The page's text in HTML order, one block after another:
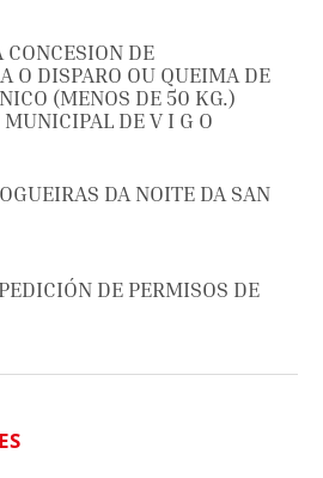
CONCESION DE
O DISPARO OU QUEIMA DE
(MENOS DE 50 KG.)
DE V I G O
DA NOITE DA SAN
DE PERMISOS DE